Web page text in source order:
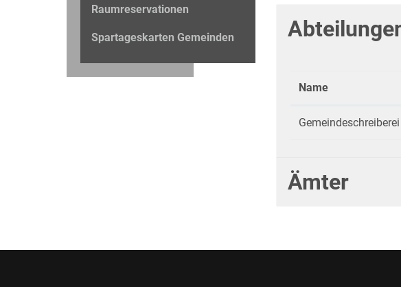
Raumreservationen
Spartageskarten Gemeinden
Name
Gemeindeschreiberei
Ämter